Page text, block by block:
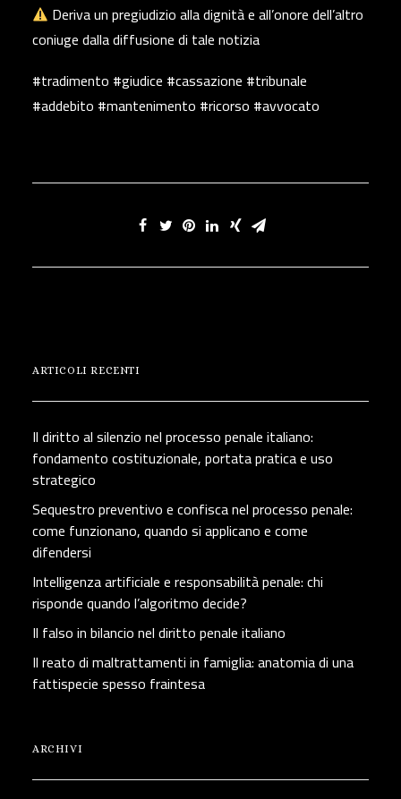
Deriva un pregiudizio alla dignità e all’onore dell’altro
coniuge dalla diffusione di tale notizia
#tradimento #giudice #cassazione #tribunale
#addebito #mantenimento #ricorso #avvocato
ARTICOLI RECENTI
Il diritto al silenzio nel processo penale italiano:
fondamento costituzionale, portata pratica e uso
strategico
Sequestro preventivo e confisca nel processo penale:
come funzionano, quando si applicano e come
difendersi
Intelligenza artificiale e responsabilità penale: chi
risponde quando l’algoritmo decide?
Il falso in bilancio nel diritto penale italiano
Il reato di maltrattamenti in famiglia: anatomia di una
fattispecie spesso fraintesa
ARCHIVI